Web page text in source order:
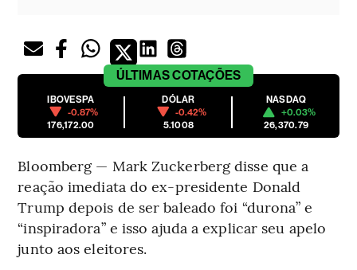
ÚLTIMASCOTAÇÕES
IBOVESPA
-0.87%
176,172.00
DÓLAR
-0.42%
5.1008
NASDAQ
+0.03%
26,370.79
Bloomberg — Mark Zuckerberg disse que a
reação imediata do ex-presidente Donald
Trump depois de ser baleado foi “durona” e
“inspiradora” e isso ajuda a explicar seu apelo
junto aos eleitores.